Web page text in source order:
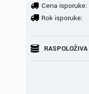
Cena isporuke:
Rok isporuke: